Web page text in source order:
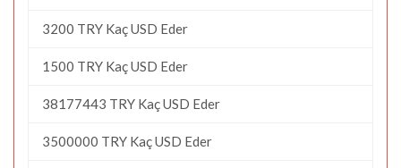
3200 TRY Kaç USD Eder
1500 TRY Kaç USD Eder
38177443 TRY Kaç USD Eder
3500000 TRY Kaç USD Eder